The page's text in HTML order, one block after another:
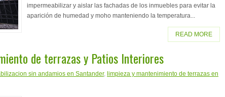
impermeabilizar y aislar las fachadas de los inmuebles para evitar la
aparición de humedad y moho manteniendo la temperatura...
READ MORE
de terrazas y Patios Interiores
sin andamios en Santander, limpieza y mantenimiento de terrazas en